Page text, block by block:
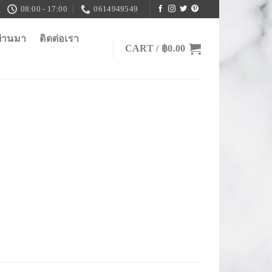
08:00 - 17:00 0614949549
นมา
ติดต่อเรา
CART / ฿0.00